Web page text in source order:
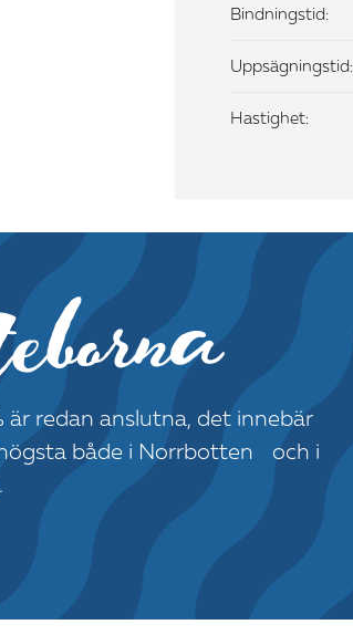
Bindningstid:
Uppsägningstid:
Hastighet:
är redan anslutna, det innebär
både i Norrbotten och i